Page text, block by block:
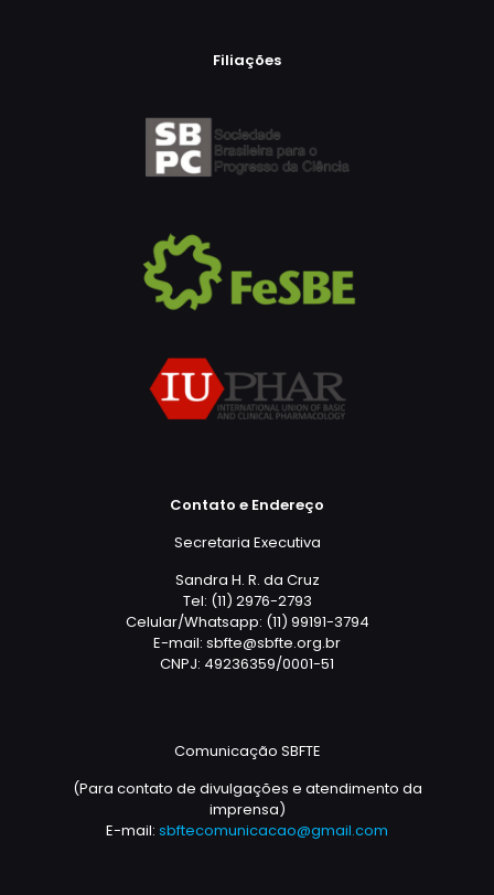
Filiações
Contato e Endereço
Secretaria Executiva
Sandra H. R. da Cruz
Tel: (11) 2976-2793
Celular/Whatsapp: (11) 99191-3794
E-mail: sbfte@sbfte.org.br
CNPJ: 49236359/0001-51
Comunicação SBFTE
(Para contato de divulgações e atendimento da
imprensa)
E-mail: sbftecomunicacao@gmail.com